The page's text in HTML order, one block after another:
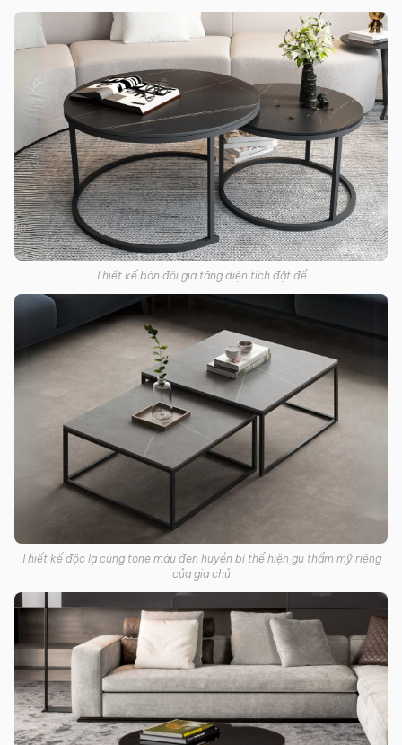
Thiết kế bàn đôi gia tăng diện tích đặt để
Thiết kế độc lạ cùng tone màu đen huyền bí thể hiện gu thẩm mỹ riêng
của gia chủ